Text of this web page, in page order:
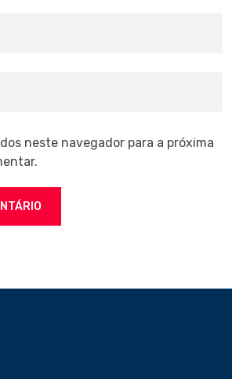
neste navegador para a próxima